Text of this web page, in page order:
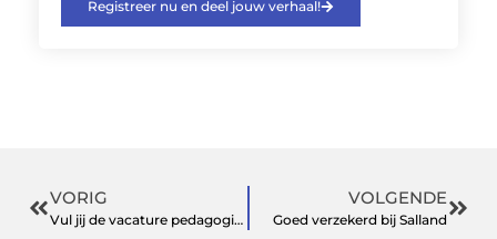
Registreer nu en deel jouw verhaal!
VORIG
Vul jij de vacature pedagogisch medewerker?
VOLGENDE
Goed verzekerd bij Salland